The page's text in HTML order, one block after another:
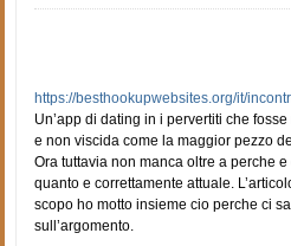
https://besthookupwebsites.org/it/
Un’app di dating in i pervertiti che
e non viscida come la maggior pezzo
Ora tuttavia non manca oltre a perche
quanto e correttamente attuale.
scopo ho motto insieme cio perche ci
sull’argomento.